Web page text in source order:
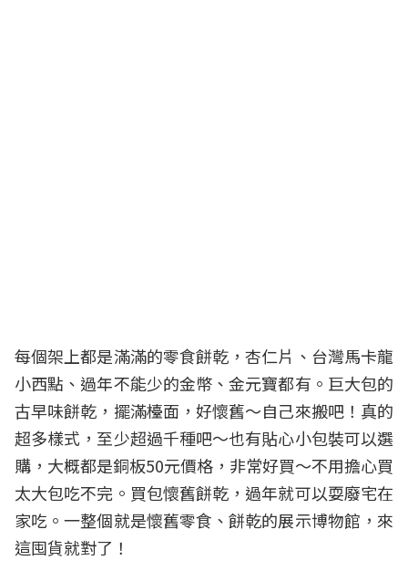
每個架上都是滿滿的零食餅乾，杏仁片、台灣馬卡龍
小西點、過年不能少的金幣、金元寶都有。巨大包的
古早味餅乾，擺滿檯面，好懷舊～自己來搬吧！真的
超多樣式，至少超過千種吧～也有貼心小包裝可以選
購，大概都是銅板50元價格，非常好買～不用擔心買
太大包吃不完。買包懷舊餅乾，過年就可以耍廢宅在
家吃。一整個就是懷舊零食、餅乾的展示博物館，來
這囤貨就對了！